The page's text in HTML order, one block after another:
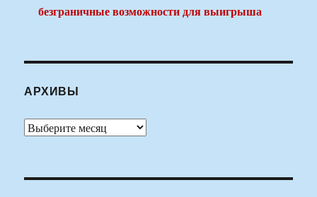
безграничные возможности для выигрыша
АРХИВЫ
Архивы